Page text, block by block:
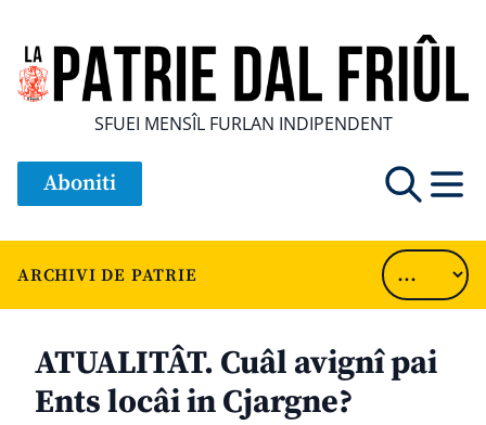
SFUEI MENSÎL FURLAN INDIPENDENT
Aboniti
ARCHIVI DE PATRIE
ATUALITÂT. Cuâl avignî pai
Ents locâi in Cjargne?